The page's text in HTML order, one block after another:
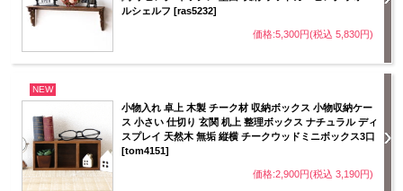
ルシェルフ [ras5232]
価格:5,300円(税込 5,830円)
NEW
小物入れ 卓上 木製 チーク材 収納ボックス 小物収納ケー
ス 小さい 仕切り 玄関 机上 整理ボックス ナチュラル ディ
スプレイ 天然木 無垢 縦横 チークウッドミニボックス3口
[tom4151]
価格:2,900円(税込 3,190円)